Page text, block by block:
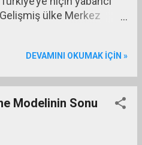
ülke Merkez
(2) Bizim borsa hızlı
kendi
olduğundan bizden
faiz ve sıfıra
DEVAMINI OKUMAK IÇIN »
Modelinin Sonu